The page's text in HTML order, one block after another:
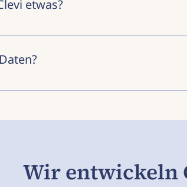
ärztliche Diagnose oder
etwas?
Du kannst alle Funktionen
mit höchster Sorgfalt
Einwilligung ist jederzeit in den
Wir entwickeln